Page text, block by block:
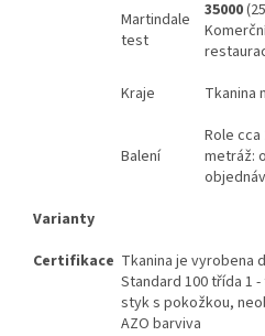
Martindale
test
35000
Kraje
Tkanina
Balení
Role
metráž:
Varianty
Certifikace Tkanina je vyrobena
Standard 100 třída 1
styk s pokožkou,
AZO barviva